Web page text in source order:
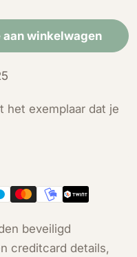
voor SALE -voor SALE -
aan winkelwagen
het exemplaar dat je
beveiligd
creditcard details,